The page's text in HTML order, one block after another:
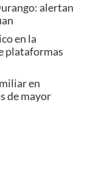
alertan
en la
plataformas
en
de mayor